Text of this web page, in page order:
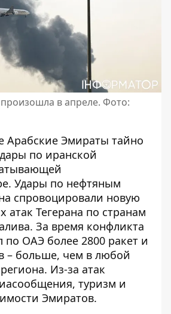
в апреле. Фото:
Арабские Эмираты тайно
по иранской
Удары по нефтяным
спровоцировали новую
атак Тегерана по странам
За время конфликта
по ОАЭ более 2800 ракет и
– больше, чем в любой
Из-за атак
туризм и
Эмиратов.